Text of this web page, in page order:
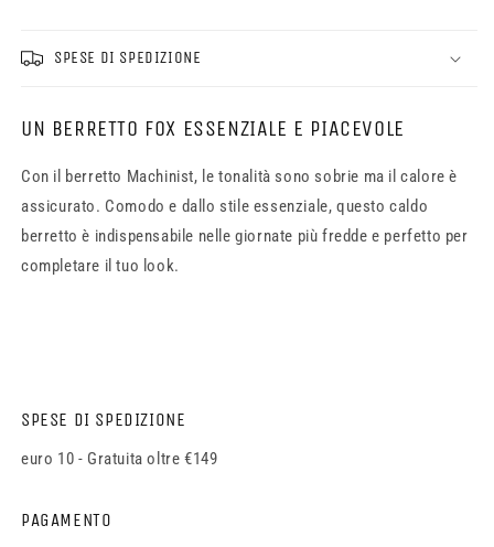
SPESE DI SPEDIZIONE
UN BERRETTO FOX ESSENZIALE E PIACEVOLE
Con il berretto Machinist, le tonalità sono sobrie ma il calore è
assicurato. Comodo e dallo stile essenziale, questo caldo
berretto è indispensabile nelle giornate più fredde e perfetto per
completare il tuo look.
SPESE DI SPEDIZIONE
euro 10 - Gratuita oltre €149
PAGAMENTO